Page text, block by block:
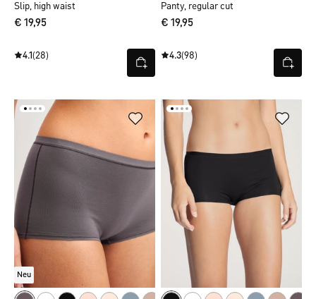
Slip, high waist
€ 19,95
4.1(28)
Panty, regular cut
€ 19,95
4.3(98)
Neu